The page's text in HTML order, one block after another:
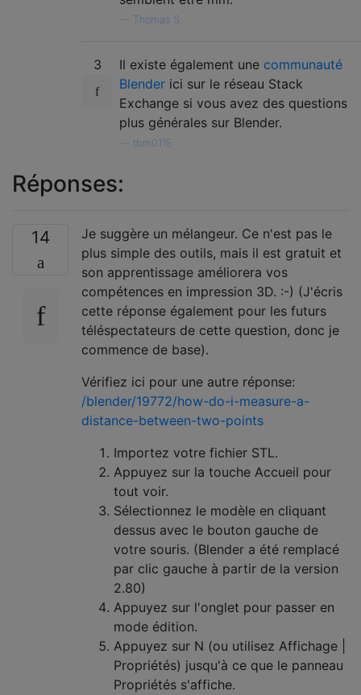
Thomas S.
3 Il existe également une communauté
Blender ici sur le réseau Stack
Exchange si vous avez des questions
plus générales sur Blender.
tbm0115
Réponses:
14
Je suggère un mélangeur. Ce n'est pas le
plus simple des outils, mais il est gratuit et
son apprentissage améliorera vos
compétences en impression 3D. :-) (J'écris
cette réponse également pour les futurs
téléspectateurs de cette question, donc je
commence de base).
Vérifiez ici pour une autre réponse:
/blender/19772/how-do-i-measure-a-
distance-between-two-points
Importez votre fichier STL.
Appuyez sur la touche Accueil pour
tout voir.
Sélectionnez le modèle en cliquant
dessus avec le bouton gauche de
votre souris. (Blender a été remplacé
par clic gauche à partir de la version
2.80)
Appuyez sur l'onglet pour passer en
mode édition.
Appuyez sur N (ou utilisez Affichage |
Propriétés) jusqu'à ce que le panneau
Propriétés s'affiche.